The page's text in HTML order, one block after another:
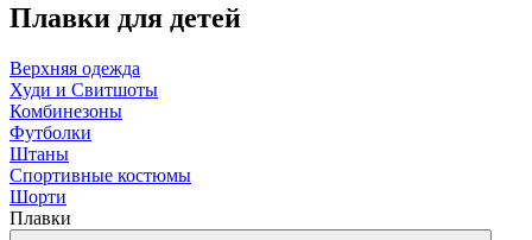
Плавки для детей
Верхняя одежда
Худи и Свитшоты
Комбинезоны
Футболки
Штаны
Спортивные костюмы
Шорти
Плавки